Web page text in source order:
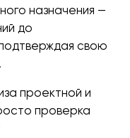
назначения —
до
свою
проектной и
проверка